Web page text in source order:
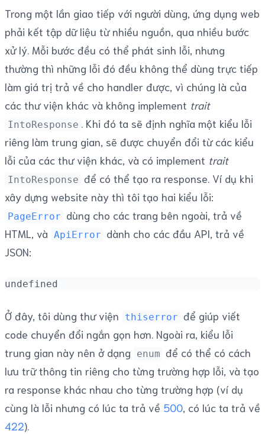
Trong một lần giao tiếp với người dùng, ứng dụng web
phải kết tập dữ liệu từ nhiều nguồn, qua nhiều bước
xử lý. Mỗi bước đều có thể phát sinh lỗi, nhưng
thường thì những lỗi đó đều không thể dùng trực tiếp
làm giá trị trả về cho handler được, vì chúng là của
các thư viện khác và không implement trait
IntoResponse . Khi đó ta sẽ định nghĩa một kiểu lỗi
riêng làm trung gian, sẽ được chuyển đổi từ các kiểu
lỗi của các thư viện khác, và có implement trait
IntoResponse để có thể tạo ra response. Ví dụ khi
xây dựng website này thì tôi tạo hai kiểu lỗi:
PageError dùng cho các trang bên ngoài, trả về
HTML, và ApiError dành cho các đầu API, trả về
JSON:
undefined
Ở đây, tôi dùng thư viện thiserror để giúp viết
code chuyển đổi ngắn gọn hơn. Ngoài ra, kiểu lỗi
trung gian này nên ở dạng enum để có thể có cách
lưu trữ thông tin riêng cho từng trường hợp lỗi, và tạo
ra response khác nhau cho từng trường hợp (ví dụ
cùng là lỗi nhưng có lúc ta trả về 500, có lúc ta trả về
422).